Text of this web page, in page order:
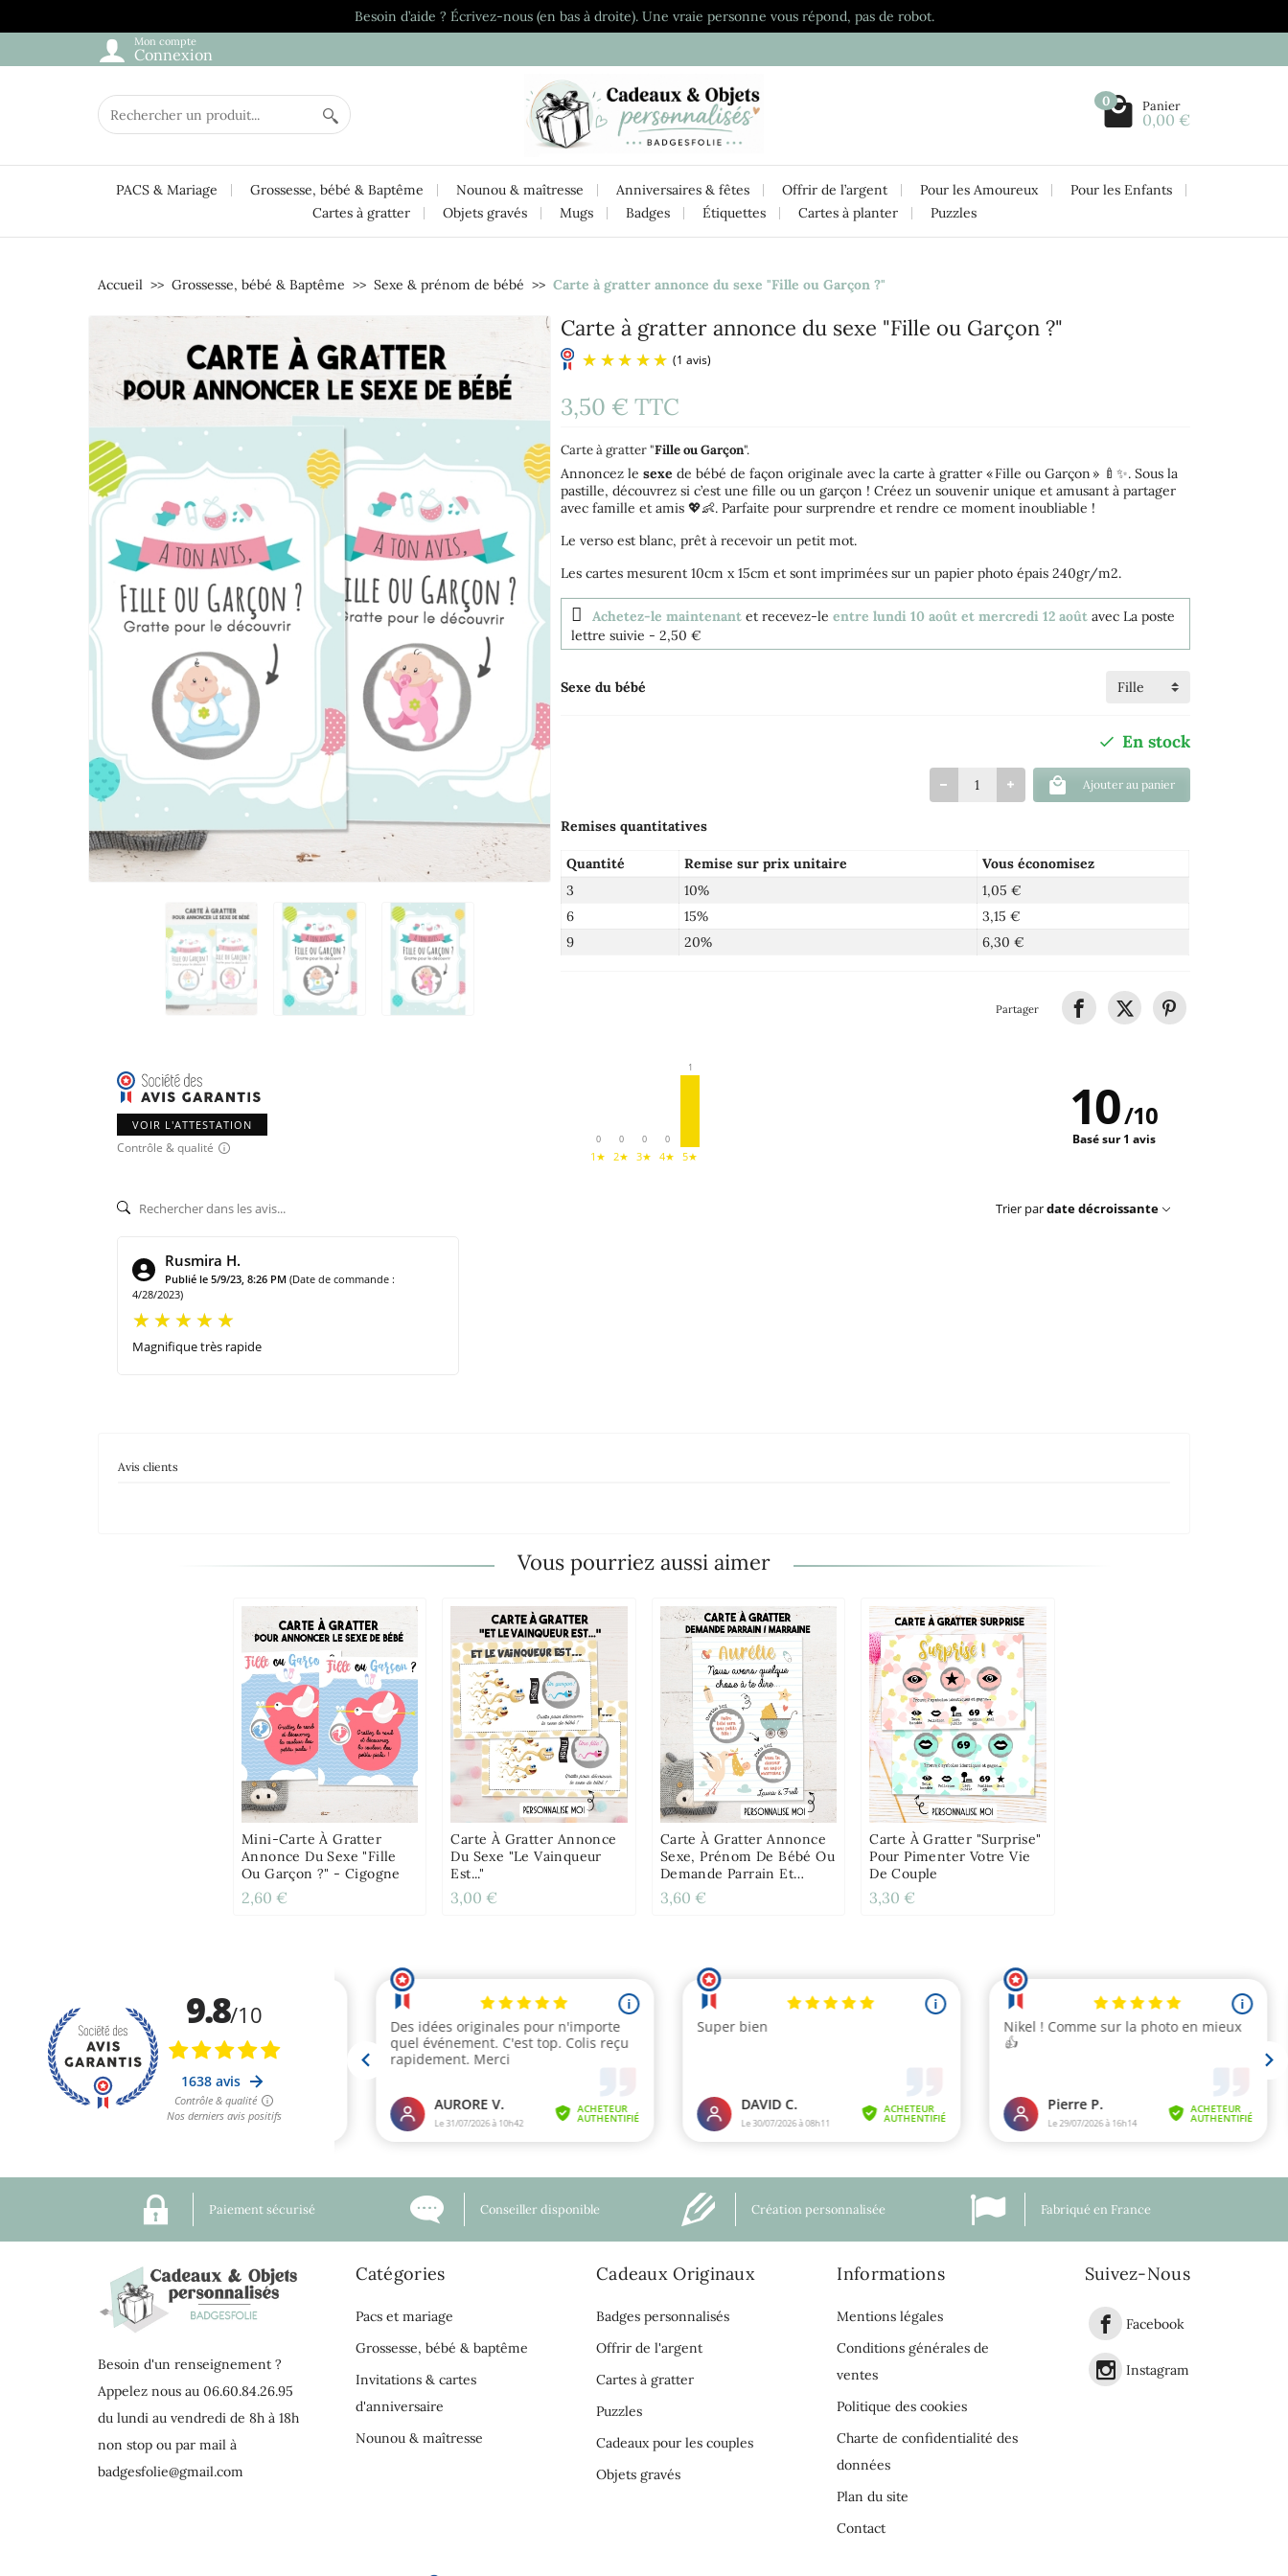
Besoin d’aide ? Écrivez-nous (en bas à droite). Une vraie personne vous répond, pas de robot.
Mon compte
Connexion
0 Panier
0,00 €
PACS & Mariage Grossesse, bébé & Baptême Nounou & maîtresse Anniversaires & fêtes Offrir de l’argent Pour les Amoureux
Pour les Enfants
Cartes à gratter
Objets gravés Mugs Badges Étiquettes Cartes à planter Puzzles
Accueil Grossesse, bébé & Baptême Sexe & prénom de bébé Carte à gratter annonce du sexe "Fille ou Garçon ?"
Carte à gratter annonce du sexe "Fille ou Garçon ?"
3,50 €TTC
Carte à gratter "Fille ou Garçon".
Annoncez lesexe de bébé de façon originale avec la carte à gratter « Fille ou Garçon » 🍼✨. Sous la
pastille, découvrez si c’est une fille ou un garçon ! Créez un souvenir unique et amusant à partager
avec famille et amis 💖👶. Parfaite pour surprendre et rendre ce moment inoubliable !
Le verso est blanc, prêt à recevoir un petit mot.
Les cartes mesurent 10cm x 15cm et sont imprimées sur un papier photo épais 240gr/m2.
Achetez-le maintenant et recevez-leentre lundi 10 août et mercredi 12 août avec La poste
lettre suivie - 2,50 €
Sexe du bébé
En stock
Ajouter au panier
Remises quantitatives
Quantité Remise sur prix unitaire
Vous économisez
3
10%
1,05 €
6
15%
3,15 €
9
20% 6,30 €
Partager
VOIR L'ATTESTATION
Contrôle & qualité
0
1★
0
2★
0
3★
0
4★
1
5★
10/10
Basé sur 1 avis
Trier pardate décroissante
Rusmira H.
Publié le 5/9/23, 8:26 PM (Date de commande :
4/28/2023)
Magnifique très rapide
Avis clients
Vous pourriez aussi aimer
Mini-Carte À Gratter
Annonce Du Sexe "Fille
Ou Garçon ?" - Cigogne
2,60 €
Carte À Gratter Annonce
Du Sexe "Le Vainqueur
Est..."
3,00 €
Carte À Gratter Annonce
Sexe, Prénom De Bébé Ou
Demande Parrain Et
Marraine
3,60 €
Carte À Gratter "Surprise"
Pour Pimenter Votre Vie
De Couple
3,30 €
Paiement sécurisé Conseiller disponible Création personnalisée Fabriqué en France
Besoin d'un renseignement ?
Appelez nous au 06.60.84.26.95
du lundi au vendredi de 8h à 18h
non stop ou par mail à
badgesfolie@gmail.com
Catégories
Pacs et mariage
Grossesse, bébé & baptême
Invitations & cartes
d'anniversaire
Nounou & maîtresse
Cadeaux Originaux
Badges personnalisés
Offrir de l'argent
Cartes à gratter
Puzzles
Cadeaux pour les couples
Objets gravés
Informations
Mentions légales
Conditions générales de
ventes
Politique des cookies
Charte de confidentialité des
données
Plan du site
Contact
Suivez-Nous
Facebook
Instagram